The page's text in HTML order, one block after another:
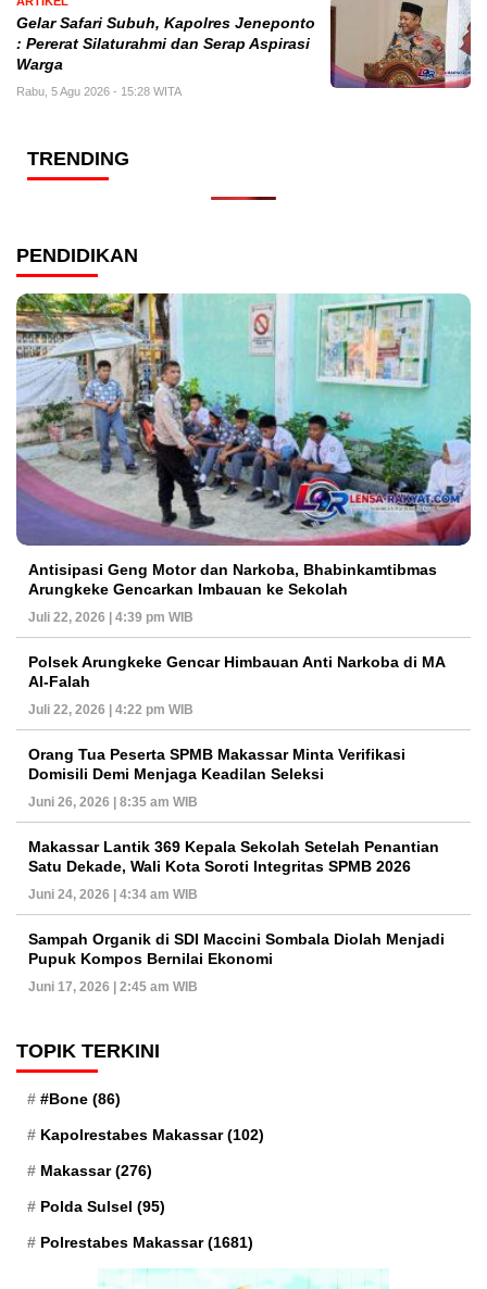
Gelar Safari Subuh, Kapolres Jeneponto
: Pererat Silaturahmi dan Serap Aspirasi
Warga
Rabu, 5 Agu 2026 - 15:28 WITA
TRENDING
PENDIDIKAN
Antisipasi Geng Motor dan Narkoba, Bhabinkamtibmas
Arungkeke Gencarkan Imbauan ke Sekolah
Juli 22, 2026 | 4:39 pm WIB
Polsek Arungkeke Gencar Himbauan Anti Narkoba di MA
Al-Falah
Juli 22, 2026 | 4:22 pm WIB
Orang Tua Peserta SPMB Makassar Minta Verifikasi
Domisili Demi Menjaga Keadilan Seleksi
Juni 26, 2026 | 8:35 am WIB
Makassar Lantik 369 Kepala Sekolah Setelah Penantian
Satu Dekade, Wali Kota Soroti Integritas SPMB 2026
Juni 24, 2026 | 4:34 am WIB
Sampah Organik di SDI Maccini Sombala Diolah Menjadi
Pupuk Kompos Bernilai Ekonomi
Juni 17, 2026 | 2:45 am WIB
TOPIK TERKINI
#Bone (86)
Kapolrestabes Makassar(102)
Makassar(276)
Polda Sulsel (95)
Polrestabes Makassar(1681)